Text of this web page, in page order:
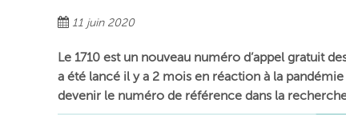
11 juin 2020
Le 1710 est un nouveau numéro d’appel gratuit
a été lancé il y a 2 mois en réaction à la
devenir le numéro de référence dans la